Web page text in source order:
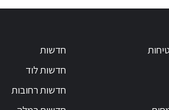
חדשות
חדשות לוד
חדשות רחובות